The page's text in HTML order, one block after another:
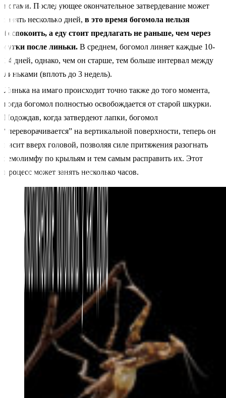
ногами. Последующее окончательное затвердевание может
занять несколько дней, в это время богомола нельзя
беспокоить, а еду стоит предлагать не раньше, чем через
сутки после линьки. В среднем, богомол линяет каждые 10-
14 дней, однако, чем он старше, тем больше интервал между
линьками (вплоть до 3 недель).
Линька на имаго происходит точно также до того момента,
когда богомол полностью освобождается от старой шкурки.
Подождав, когда затвердеют лапки, богомол
“переворачивается” на вертикальной поверхности, теперь он
висит вверх головой, позволяя силе притяжения разогнать
гемолимфу по крыльям и тем самым расправить их. Этот
процесс может занять несколько часов.